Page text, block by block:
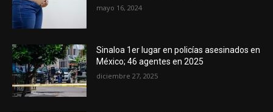
mayo 16, 2024
Sinaloa 1er lugar en policías asesinados en
México; 46 agentes en 2025
diciembre 27, 2025